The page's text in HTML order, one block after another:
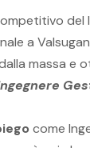
del
a
massa e
come